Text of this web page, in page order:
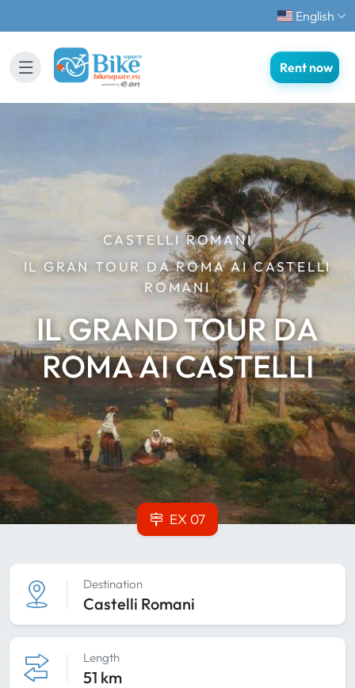
English
Rent now
CASTELLI ROMANI
IL GRAN TOUR DA ROMA AI CASTELLI
ROMANI
IL GRAND TOUR DA
ROMA AI CASTELLI
EX 07
Destination
Castelli Romani
Length
51 km